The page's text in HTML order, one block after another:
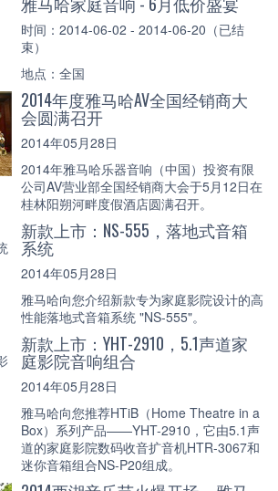
时间：2014-06-02 - 2014-06-20（已结
束）
地点：全国
2014年度雅马哈AV全国经销商大
会圆满召开
2014年05月28日
2014年雅马哈乐器音响（中国）投资有限
公司AV营业部全国经销商大会于5月12日在
桂林阳朔河畔度假酒店圆满召开。
新款上市：NS-555，落地式音箱
系统
2014年05月28日
雅马哈向您介绍新款专为家庭影院设计的高
性能落地式音箱系统 "NS-555"。
新款上市：YHT-2910，5.1声道家
庭影院音响组合
2014年05月28日
雅马哈向您推荐HTiB（Home Theatre in a
Box）系列产品——YHT-2910，它由5.1声
道的家庭影院数码收音扩音机HTR-3067和
迷你音箱组合NS-P20组成。